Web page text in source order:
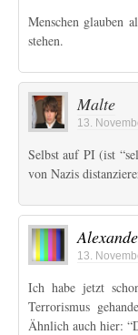
Menschen glauben
stehen.
Malte
13.
Selbst auf PI (ist
von Nazis
13.
Ich habe jetzt
Terrorismus
Ähnlich auch hier: